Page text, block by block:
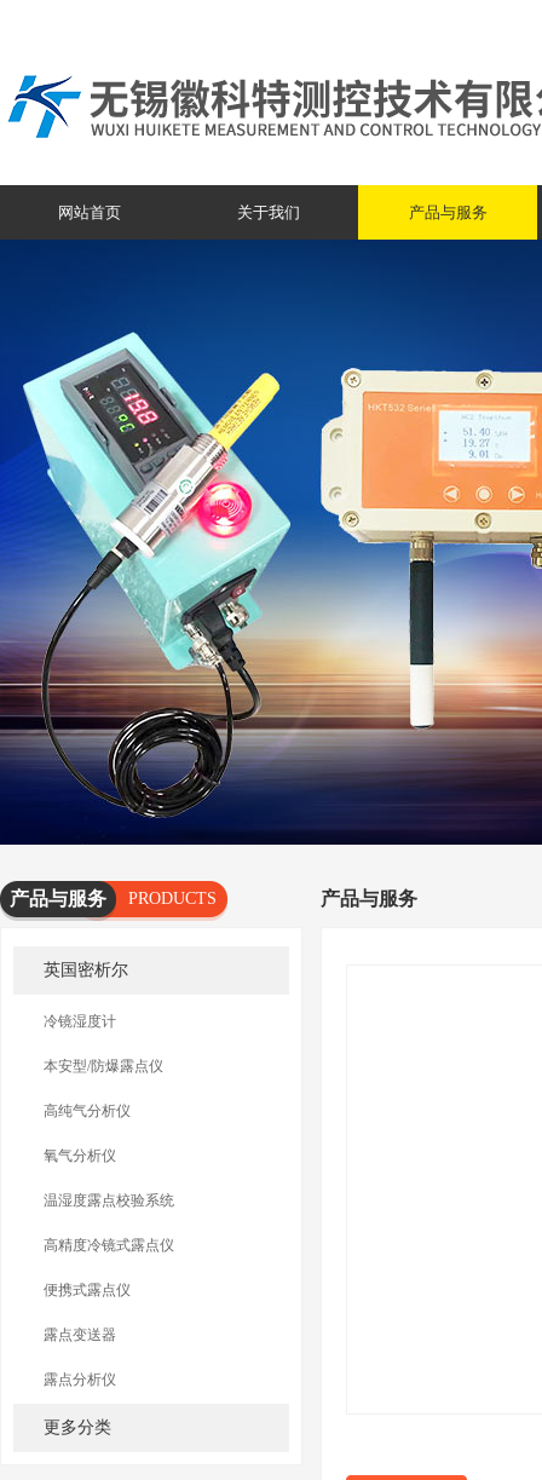
网站首页 关于我们 产品与服务
产品与服务
PRODUCTS
英国密析尔
冷镜湿度计
本安型/防爆露点仪
高纯气分析仪
氧气分析仪
温湿度露点校验系统
高精度冷镜式露点仪
便携式露点仪
露点变送器
露点分析仪
更多分类
产品与服务